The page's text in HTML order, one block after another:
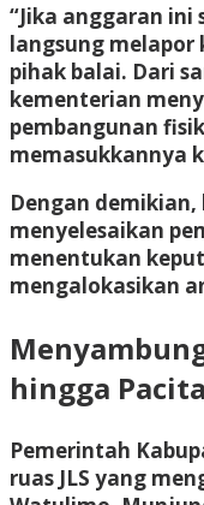
“Jika anggaran ini
langsung melapor
pihak balai. Dari
kementerian
pembangunan
memasukkannya
Dengan
menyelesaikan
menentukan
mengalokasikan
hingga
Pemerintah
ruas JLS yang